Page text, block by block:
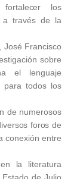
los
a través de la
José Francisco
sobre
el lenguaje
para todos los
de numerosos
foros de
conexión entre
la literatura